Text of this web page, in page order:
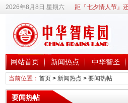
2026年8月8日 星期六 距『七夕情人节』
网站首页 新闻热点 中华智圣
当前位置： 首页> 新闻热点 > 要闻热帖
要闻热帖